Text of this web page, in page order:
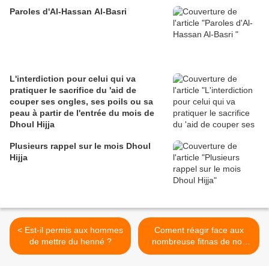
Paroles d'Al-Hassan Al-Basri
L'interdiction pour celui qui va
pratiquer le sacrifice du 'aid de
couper ses ongles, ses poils ou sa
peau à partir de l'entrée du mois de
Dhoul Hijja
Plusieurs rappel sur le mois Dhoul
Hijja
< Est-il permis aux hommes
de mettre du henné ?
Coment réagir face aux
nombreuse fitnas de nos
jour >